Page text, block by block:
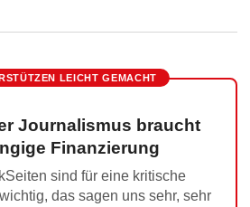
LEICHT GEMACHT
Journalismus braucht
Finanzierung
sind für eine kritische
das sagen uns sehr, sehr